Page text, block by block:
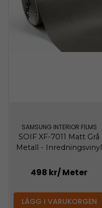
SAMSUNG INTERIOR FILMS
SOIF XF-7011 Matt Grå
Metall - Inredningsvinyl
498 kr/ Meter
LÄGG I VARUKORGEN